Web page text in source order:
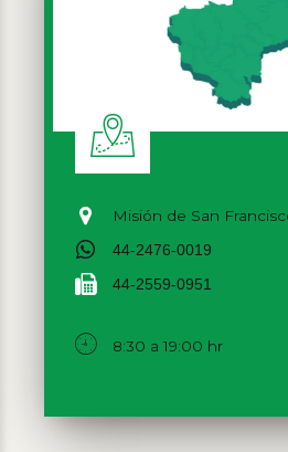
Misión de San
44-2476-0019
44-2559-0951
8:30 a 19:00 hr